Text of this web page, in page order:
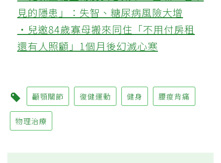
見的隱患」：失智、糖尿病風險大增
‧兒邀84歲寡母搬來同住「不用付房租
還有人照顧」1個月後幻滅心寒
顳顎關節 復健運動 健身 腰痠背痛
物理治療